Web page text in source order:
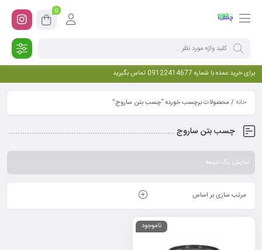
0
برای خرید عمده با شماره 09122414677 تماس بگیرید
خانه/ محصولات برچسب خورده “چسب بتن ساروج”
چسب بتن ساروج
نمایش یک نتیجه
مرتب سازی بر اساس
ناموجود